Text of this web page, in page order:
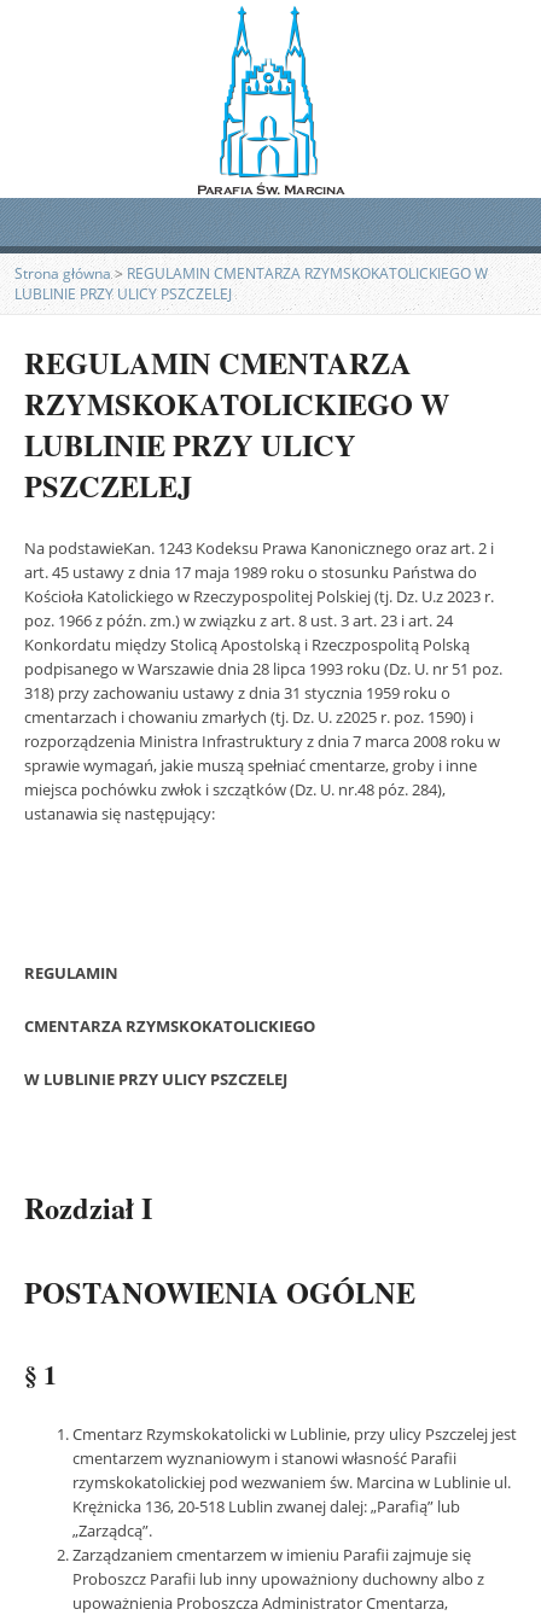
Strona główna> REGULAMIN CMENTARZA RZYMSKOKATOLICKIEGO W
LUBLINIE PRZY ULICY PSZCZELEJ
REGULAMIN CMENTARZA
RZYMSKOKATOLICKIEGO W
LUBLINIE PRZY ULICY
PSZCZELEJ
Na podstawieKan. 1243 Kodeksu Prawa Kanonicznego oraz art. 2 i
art. 45 ustawy z dnia 17 maja 1989 roku o stosunku Państwa do
Kościoła Katolickiego w Rzeczypospolitej Polskiej (tj. Dz. U.z 2023 r.
poz. 1966 z późn. zm.) w związku z art. 8 ust. 3 art. 23 i art. 24
Konkordatu między Stolicą Apostolską i Rzeczpospolitą Polską
podpisanego w Warszawie dnia 28 lipca 1993 roku (Dz. U. nr 51 poz.
318) przy zachowaniu ustawy z dnia 31 stycznia 1959 roku o
cmentarzach i chowaniu zmarłych (tj. Dz. U. z2025 r. poz. 1590) i
rozporządzenia Ministra Infrastruktury z dnia 7 marca 2008 roku w
sprawie wymagań, jakie muszą spełniać cmentarze, groby i inne
miejsca pochówku zwłok i szczątków (Dz. U. nr.48 póz. 284),
ustanawia się następujący:
REGULAMIN
CMENTARZA RZYMSKOKATOLICKIEGO
W LUBLINIE PRZY ULICY PSZCZELEJ
Rozdział I
POSTANOWIENIA OGÓLNE
§ 1
Cmentarz Rzymskokatolicki w Lublinie, przy ulicy Pszczelej jest
cmentarzem wyznaniowym i stanowi własność Parafii
rzymskokatolickiej pod wezwaniem św. Marcina w Lublinie ul.
Krężnicka 136, 20-518 Lublin zwanej dalej: „Parafią” lub
„Zarządcą”.
Zarządzaniem cmentarzem w imieniu Parafii zajmuje się
Proboszcz Parafii lub inny upoważniony duchowny albo z
upoważnienia Proboszcza Administrator Cmentarza,